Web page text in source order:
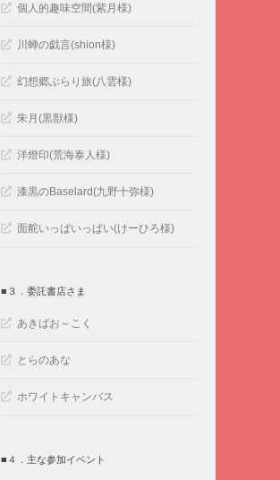
個人的趣味空間(紫月様)
川蝉の戯言(shion様)
幻想郷ぶらり旅(八雲様)
朱月(黒獣様)
洋燈印(荒海泰人様)
漆黒のBaselard(九野十弥様)
面舵いっぱいっぱい(けーひろ様)
■３．委託書店さま
あきばお～こく
とらのあな
ホワイトキャンバス
■４．主な参加イベント